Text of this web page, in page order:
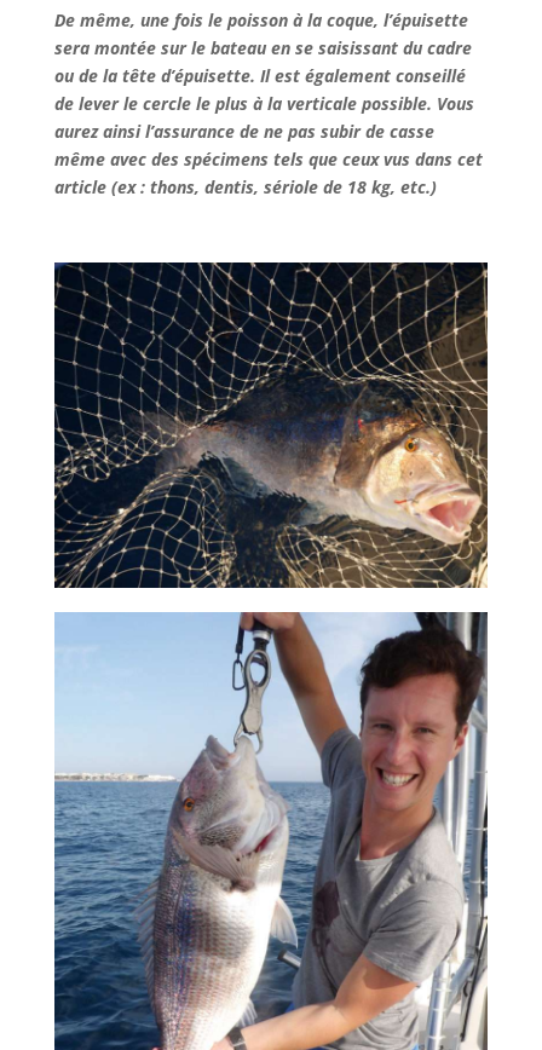
De même, une fois le poisson à la coque, l’épuisette
sera montée sur le bateau en se saisissant du cadre
ou de la tête d’épuisette. Il est également conseillé
de lever le cercle le plus à la verticale possible. Vous
aurez ainsi l’assurance de ne pas subir de casse
même avec des spécimens tels que ceux vus dans cet
article (ex : thons, dentis, sériole de 18 kg, etc.)